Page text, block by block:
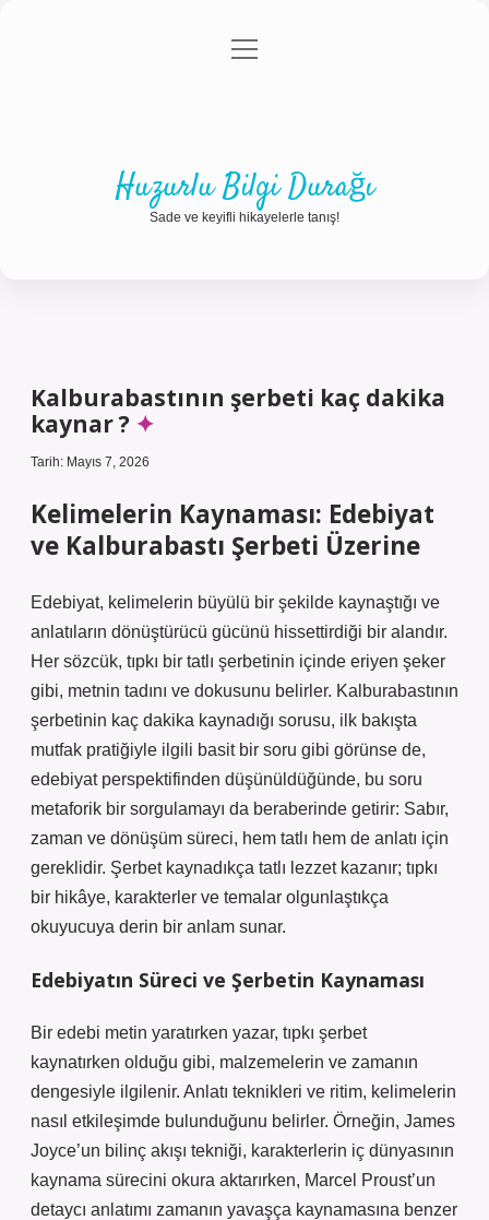
Gizlilik Politikası
menüyü
Huzurlu Bilgi Durağı
Sade ve keyifli hikayelerle tanış!
Kalburabastının şerbeti kaç dakika
kaynar ?
Tarih: Mayıs 7, 2026
Kelimelerin Kaynaması: Edebiyat
ve Kalburabastı Şerbeti Üzerine
Edebiyat, kelimelerin büyülü bir şekilde kaynaştığı ve
anlatıların dönüştürücü gücünü hissettirdiği bir alandır.
Her sözcük, tıpkı bir tatlı şerbetinin içinde eriyen şeker
gibi, metnin tadını ve dokusunu belirler. Kalburabastının
şerbetinin kaç dakika kaynadığı sorusu, ilk bakışta
mutfak pratiğiyle ilgili basit bir soru gibi görünse de,
edebiyat perspektifinden düşünüldüğünde, bu soru
metaforik bir sorgulamayı da beraberinde getirir: Sabır,
zaman ve dönüşüm süreci, hem tatlı hem de anlatı için
gereklidir. Şerbet kaynadıkça tatlı lezzet kazanır; tıpkı
bir hikâye, karakterler ve temalar olgunlaştıkça
okuyucuya derin bir anlam sunar.
Edebiyatın Süreci ve Şerbetin Kaynaması
Bir edebi metin yaratırken yazar, tıpkı şerbet
kaynatırken olduğu gibi, malzemelerin ve zamanın
dengesiyle ilgilenir. Anlatı teknikleri ve ritim, kelimelerin
nasıl etkileşimde bulunduğunu belirler. Örneğin, James
Joyce’un bilinç akışı tekniği, karakterlerin iç dünyasının
kaynama sürecini okura aktarırken, Marcel Proust’un
detaycı anlatımı zamanın yavaşça kaynamasına benzer